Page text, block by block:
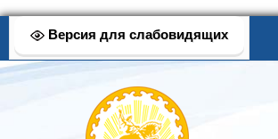
Версия для слабовидящих